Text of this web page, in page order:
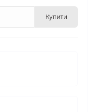
Купити